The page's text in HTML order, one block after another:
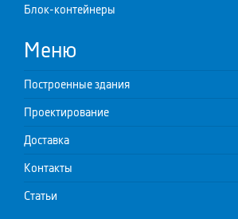
Блок-контейнеры
Меню
Построенные здания
Проектирование
Доставка
Контакты
Статьи